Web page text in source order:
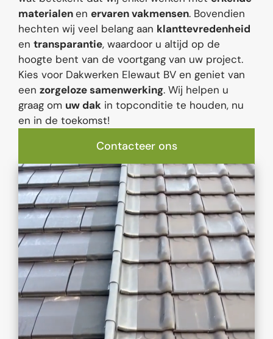
materialenen ervaren vakmensen. Bovendien
hechten wij veel belang aan klanttevredenheid
en transparantie, waardoor u altijd op de
hoogte bent van de voortgang van uw project.
Kies voor Dakwerken Elewaut BV en geniet van
een zorgeloze samenwerking. Wij helpen u
graag om uw dak in topconditie te houden, nu
en in de toekomst!
Contacteer ons